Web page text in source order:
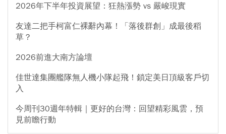
2026年下半年投資展望：狂熱漲勢 vs 嚴峻現實
友達二把手柯富仁裸辭內幕！「落後群創」成最後稻
草？
2026前進大南方論壇
佳世達集團艦隊無人機小隊起飛！鎖定美日頂級客戶切
入
今周刊30週年特輯｜更好的台灣：回望精彩風雲，預
見前瞻行動